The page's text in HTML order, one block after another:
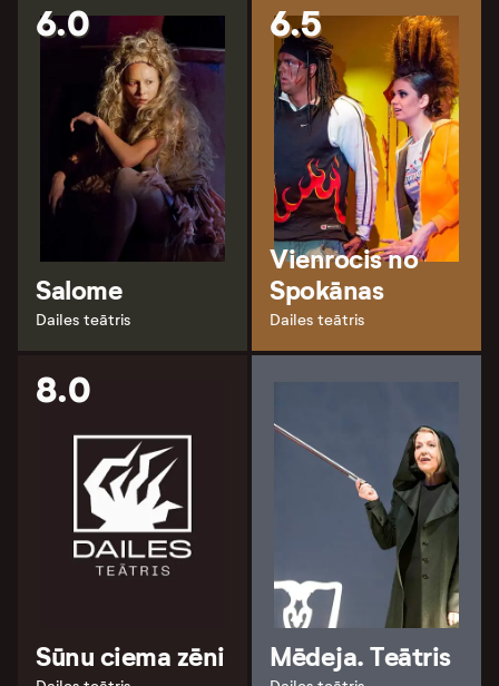
6.0
Salome
Dailes teātris
6.5
Vienrocis no
Spokānas
Dailes teātris
8.0
Sūnu ciema zēni Mēdeja. Teātris